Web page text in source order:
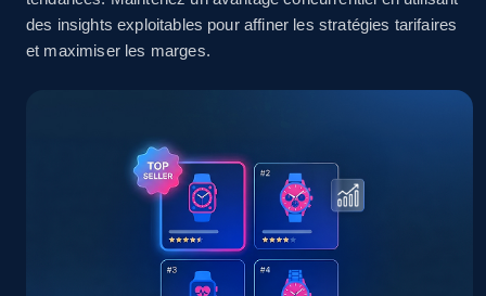
more.
eBay - Gather data on products using
specified keywords
URL, Product id, Title, Seller name, Seller rating,
Seller reviews, Breadcrumbs, Root category, and
des insights exploitables pour affiner les stratégies tarifaires
et maximiser les marges.